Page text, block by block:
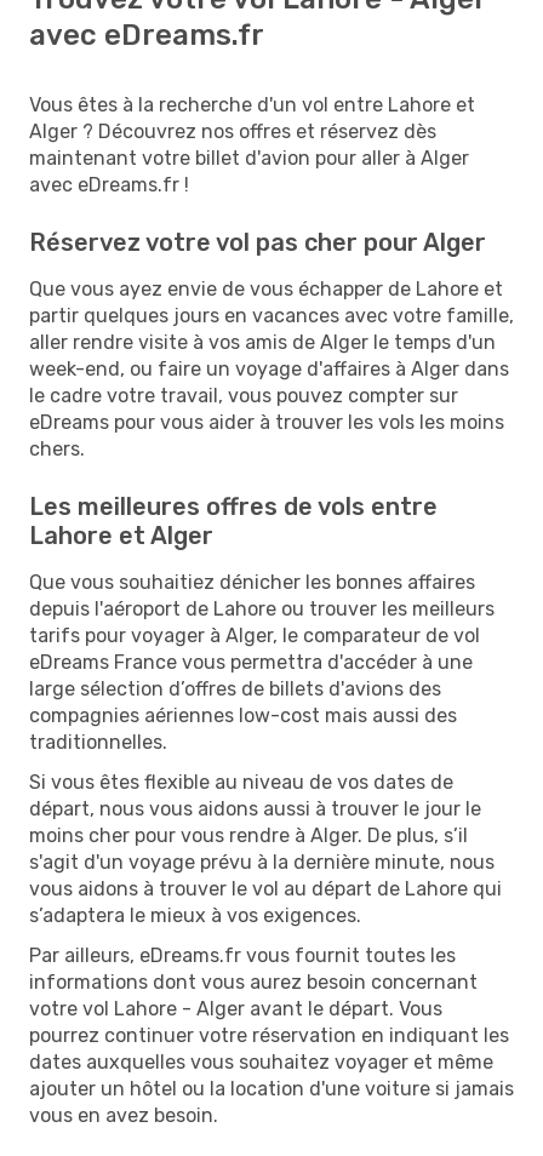
avec eDreams.fr
Vous êtes à la recherche d'un vol entre Lahore et
Alger ? Découvrez nos offres et réservez dès
maintenant votre billet d'avion pour aller à Alger
avec eDreams.fr !
Réservez votre vol pas cher pour Alger
Que vous ayez envie de vous échapper de Lahore et
partir quelques jours en vacances avec votre famille,
aller rendre visite à vos amis de Alger le temps d'un
week-end, ou faire un voyage d'affaires à Alger dans
le cadre votre travail, vous pouvez compter sur
eDreams pour vous aider à trouver les vols les moins
chers.
Les meilleures offres de vols entre
Lahore et Alger
Que vous souhaitiez dénicher les bonnes affaires
depuis l'aéroport de Lahore ou trouver les meilleurs
tarifs pour voyager à Alger, le comparateur de vol
eDreams France vous permettra d'accéder à une
large sélection d’offres de billets d'avions des
compagnies aériennes low-cost mais aussi des
traditionnelles.
Si vous êtes flexible au niveau de vos dates de
départ, nous vous aidons aussi à trouver le jour le
moins cher pour vous rendre à Alger. De plus, s’il
s'agit d'un voyage prévu à la dernière minute, nous
vous aidons à trouver le vol au départ de Lahore qui
s’adaptera le mieux à vos exigences.
Par ailleurs, eDreams.fr vous fournit toutes les
informations dont vous aurez besoin concernant
votre vol Lahore - Alger avant le départ. Vous
pourrez continuer votre réservation en indiquant les
dates auxquelles vous souhaitez voyager et même
ajouter un hôtel ou la location d'une voiture si jamais
vous en avez besoin.